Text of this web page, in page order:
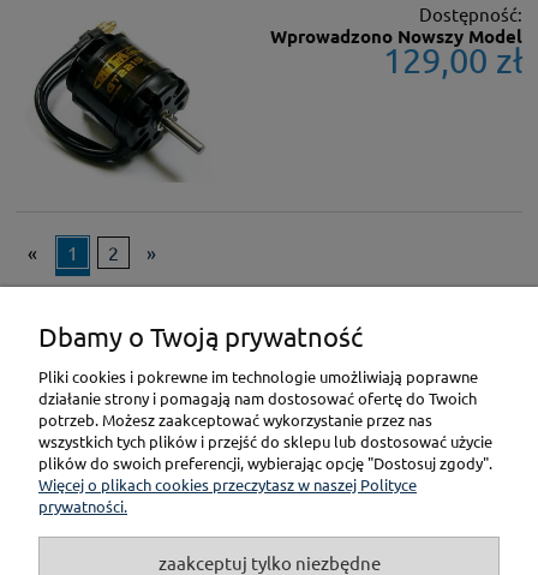
Dostępność:
Wprowadzono Nowszy Model
129,00 zł
« 1 2 »
KONTAKT
POMOC
PŁATNOŚCI I DOSTAWA
GWARANCJA I ZWROT
Dbamy o Twoją prywatność
Pliki cookies i pokrewne im technologie umożliwiają poprawne
działanie strony i pomagają nam dostosować ofertę do Twoich
potrzeb. Możesz zaakceptować wykorzystanie przez nas
wszystkich tych plików i przejść do sklepu lub dostosować użycie
plików do swoich preferencji, wybierając opcję "Dostosuj zgody".
Więcej o plikach cookies przeczytasz w naszej Polityce
prywatności.
zaakceptuj tylko niezbędne